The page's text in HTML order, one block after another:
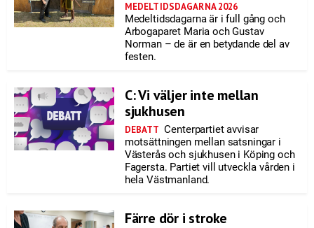
MEDELTIDSDAGARNA 2026
Medeltidsdagarna är i full gång och
Arbogaparet Maria och Gustav
Norman – de är en betydande del av
festen.
C: Vi väljer inte mellan
sjukhusen
DEBATT Centerpartiet avvisar
motsättningen mellan satsningar i
Västerås och sjukhusen i Köping och
Fagersta. Partiet vill utveckla vården i
hela Västmanland.
Färre dör i stroke